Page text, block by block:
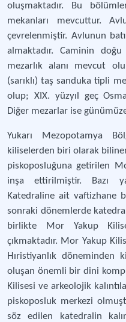
oluşmaktadır. Bu
mekanları mevcuttur.
çevrelenmiştir. Avlunun
almaktadır. Caminin
mezarlık alanı mevcut
(sarıklı) taş sanduka tipli
olup; XIX. yüzyıl geç
Diğer mezarlar ise
Yukarı Mezopotamya
kiliselerden biri olarak
piskoposluğuna getirilen
inşa ettirilmiştir. Bazı
Katedraline ait vaftizhane
sonraki dönemlerde
birlikte Mor Yakup
çıkmaktadır. Mor Yakup
Hıristiyanlık döneminden
oluşan önemli bir dini
Kilisesi ve arkeolojik
piskoposluk merkezi
söz edilen katedralin